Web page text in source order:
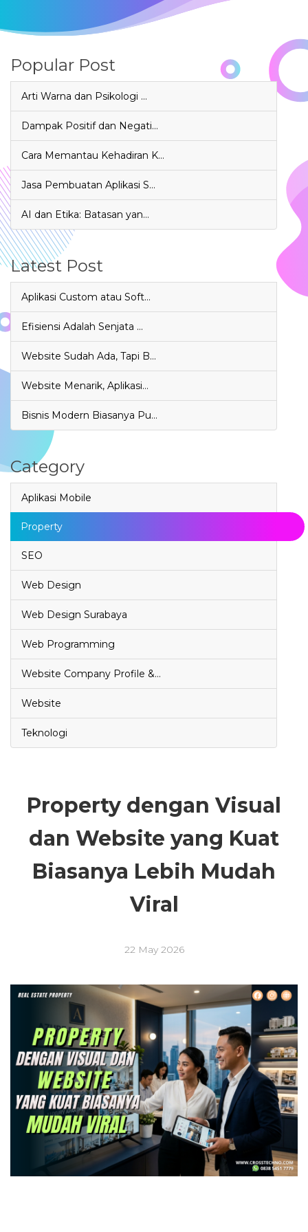
Popular Post
Arti Warna dan Psikologi …
Dampak Positif dan Negati…
Cara Memantau Kehadiran K…
Jasa Pembuatan Aplikasi S…
AI dan Etika: Batasan yan…
Latest Post
Aplikasi Custom atau Soft…
Efisiensi Adalah Senjata …
Website Sudah Ada, Tapi B…
Website Menarik, Aplikasi…
Bisnis Modern Biasanya Pu…
Category
Aplikasi Mobile
Property
SEO
Web Design
Web Design Surabaya
Web Programming
Website Company Profile &…
Website
Teknologi
Property dengan Visual
dan Website yang Kuat
Biasanya Lebih Mudah
Viral
22 May 2026